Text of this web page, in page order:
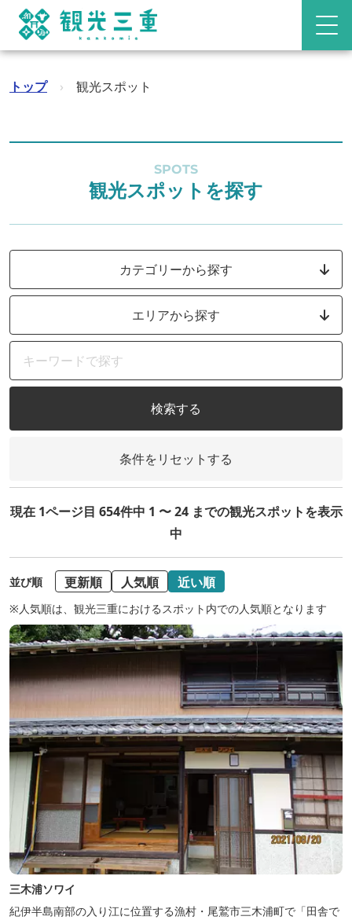
トップ › 観光スポット
SPOTS
観光スポットを探す
カテゴリーから探す
エリアから探す
検索する
条件をリセットする
現在 1ページ目 654件中 1 〜 24 までの観光スポットを表示
中
並び順 更新順 人気順 近い順
※人気順は、観光三重におけるスポット内での人気順となります
三木浦ソワイ
紀伊半島南部の入り江に位置する漁村・尾鷲市三木浦町で「田舎で